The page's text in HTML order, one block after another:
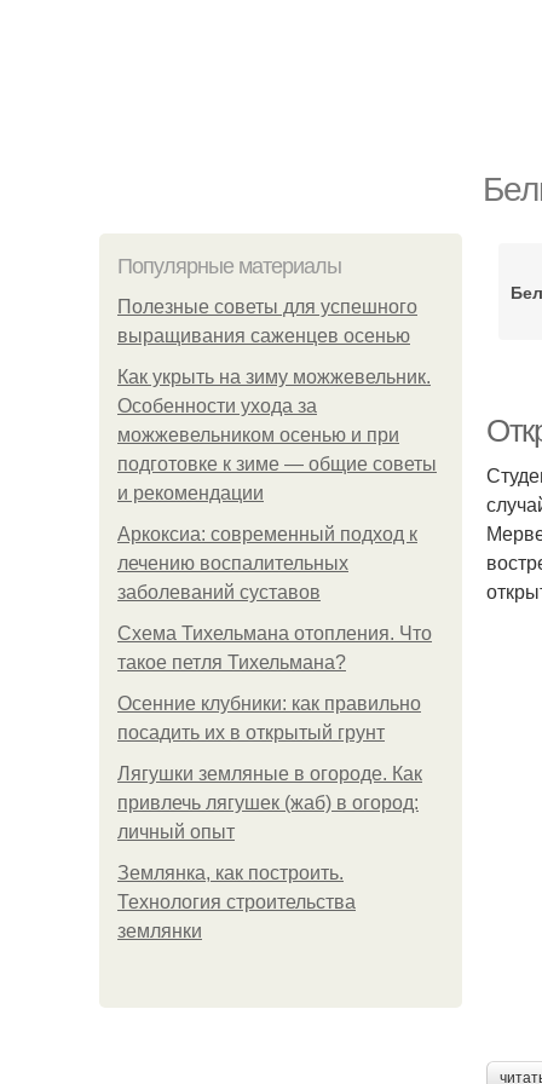
Популярные материалы
Полезные советы для успешного
выращивания саженцев осенью
Как укрыть на зиму можжевельник.
Особенности ухода за
можжевельником осенью и при
подготовке к зиме — общие советы
и рекомендации
Аркоксиа: современный подход к
лечению воспалительных
заболеваний суставов
Схема Тихельмана отопления. Что
такое петля Тихельмана?
Осенние клубники: как правильно
посадить их в открытый грунт
Лягушки земляные в огороде. Как
привлечь лягушек (жаб) в огород:
личный опыт
Землянка, как построить.
Технология строительства
землянки